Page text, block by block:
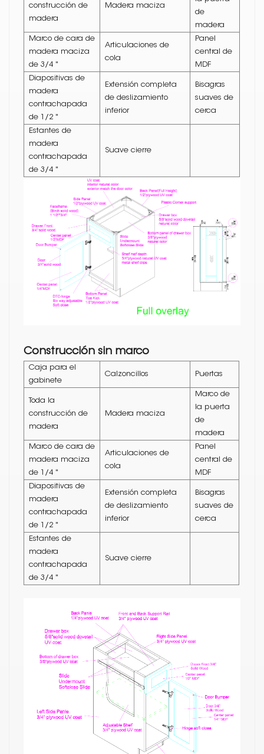
construcción de
madera
Madera maciza
de
madera
Marco de cara de
madera maciza
de 3/4 "
Articulaciones de
cola
Panel
central de
MDF
Diapositivas de
madera
contrachapada
de 1/2 "
Extensión completa
de deslizamiento
inferior
Bisagras
suaves de
cerca
Estantes de
madera
contrachapada
de 3/4 "
Suave cierre
Construcción sin marco
Caja para el
gabinete
Calzoncillos Puertas
Toda la
construcción de
madera
Madera maciza
Marco de
la puerta
de
madera
Marco de cara de
madera maciza
de 1/4 "
Articulaciones de
cola
Panel
central de
MDF
Diapositivas de
madera
contrachapada
de 1/2 "
Extensión completa
de deslizamiento
inferior
Bisagras
suaves de
cerca
Estantes de
madera
contrachapada
de 3/4 "
Suave cierre